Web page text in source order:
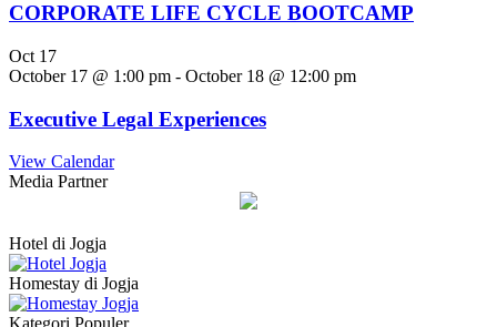
CORPORATE LIFE CYCLE BOOTCAMP
Oct 17
October 17 @ 1:00 pm - October 18 @ 12:00 pm
Executive Legal Experiences
View Calendar
Media Partner
Hotel di Jogja
Homestay di Jogja